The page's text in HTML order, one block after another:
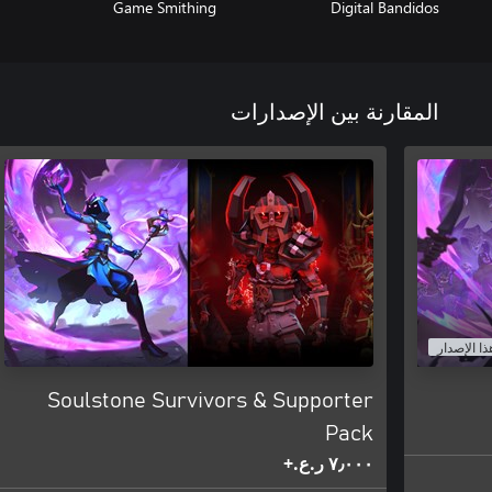
Digital Bandidos
Game Smithing
المقارنة بين الإصدارات
الإصدار
Soulstone Survivors & Supporter
Pack
٧٫٠٠٠ ر.ع.‏+